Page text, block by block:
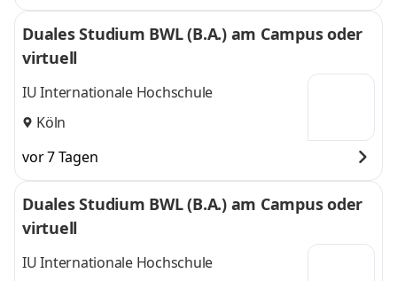
Duales Studium BWL (B.A.) am Campus oder
virtuell
IU Internationale Hochschule
Köln
vor 7 Tagen
Duales Studium BWL (B.A.) am Campus oder
virtuell
IU Internationale Hochschule